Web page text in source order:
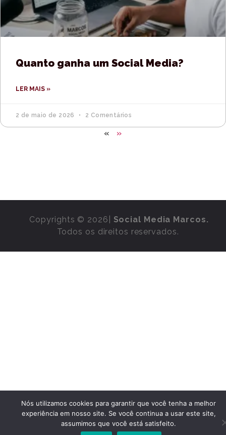
Quanto ganha um Social Media?
LER MAIS »
2 de maio de 2026 2 Comentários
« »
Copyrights © 2026| Social Media Marcos.
Todos os direitos reservados.
Nós utilizamos cookies para garantir que você tenha a melhor
experiência em nosso site. Se você continua a usar este site,
assumimos que você está satisfeito.